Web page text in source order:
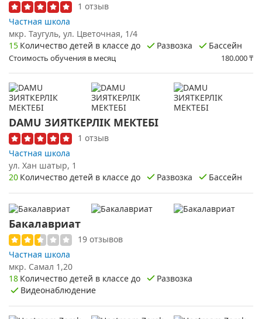
1 отзыв
Частная школа
мкр. Таугуль, ул. ​Цветочная, 1/4
15 Количество детей в классе до Развозка Бассейн
Стоимость обучения в месяц 180.000₸
DAMU ЗИЯТКЕРЛІК МЕКТЕБІ
1 отзыв
Частная школа
ул. Хан шатыр, 1
20 Количество детей в классе до Развозка Бассейн
Бакалавриат
19 отзывов
Частная школа
мкр. Самал 1,20
18 Количество детей в классе до
Развозка
Видеонаблюдение